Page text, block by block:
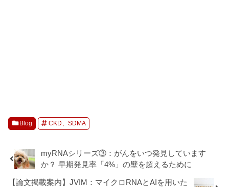
Blog CKD、SDMA
myRNAシリーズ③：がんをいつ発見しています
か？ 早期発見率「4%」の壁を超えるために
【論文掲載案内】JVIM：マイクロRNAとAIを用いた